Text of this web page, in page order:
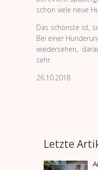
schon viele neue
Das schönste ist,
Bei einer
wiedersehen,
sehr.
26.10.2018
Letzte